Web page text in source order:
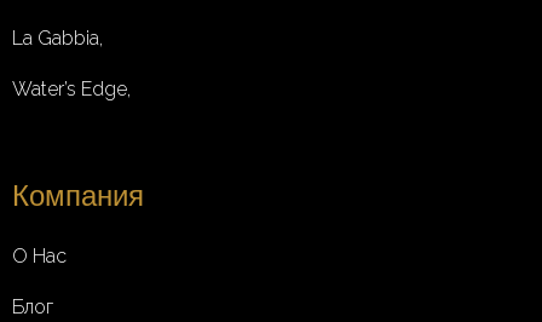
La Gabbia,
Water’s Edge,
Компания
О Нас
Блог